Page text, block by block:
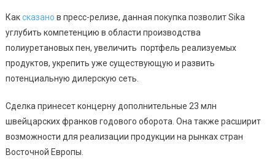
Каксказано в пресс-релизе, данная покупка позволит Sika
углубить компетенцию в области производства
полиуретановых пен, увеличить портфель реализуемых
продуктов, укрепить уже существующую и развить
потенциальную дилерскую сеть.
Сделка принесет концерну дополнительные 23 млн
швейцарских франков годового оборота. Она также расширит
возможности для реализации продукции на рынках стран
Восточной Европы.